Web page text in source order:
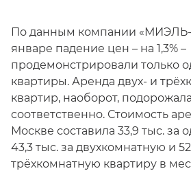
По данным компании «МИЭЛЬ-
январе падение цен – на 1,3% –
продемонстрировали только
квартиры. Аренда двух- и
квартир, наоборот, подорожала
соответственно. Стоимость
Москве составила 33,9 тыс. за
43,3 тыс. за двухкомнатную и
трёхкомнатную квартиру в